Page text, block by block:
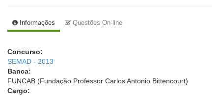
Informações Questões On-line
Concurso:
SEMAD - 2013
Banca:
FUNCAB (Fundação Professor Carlos Antonio Bittencourt)
Cargo: